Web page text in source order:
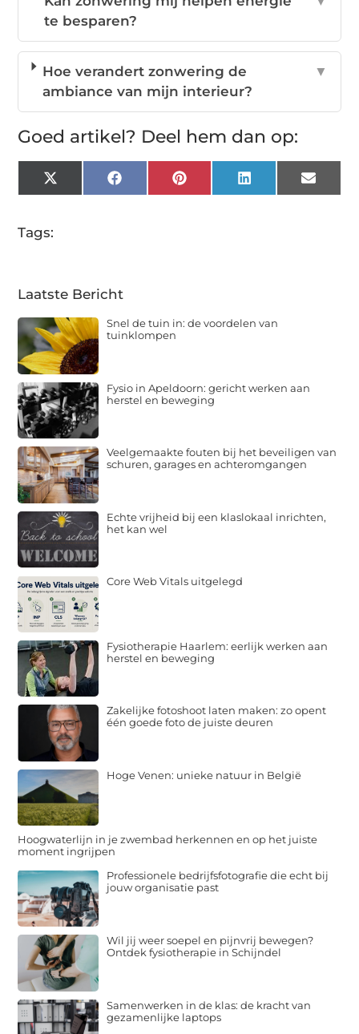
te besparen?
Hoe verandert zonwering de
ambiance van mijn interieur?
▼
Goed artikel? Deel hem dan op:
X
(Twitter)
FacebookPinterestLinkedInEmail
Tags:
Laatste Bericht
Snel de tuin in: de voordelen van
tuinklompen
Fysio in Apeldoorn: gericht werken aan
herstel en beweging
Veelgemaakte fouten bij het beveiligen van
schuren, garages en achteromgangen
Echte vrijheid bij een klaslokaal inrichten,
het kan wel
Core Web Vitals uitgelegd
Fysiotherapie Haarlem: eerlijk werken aan
herstel en beweging
Zakelijke fotoshoot laten maken: zo opent
één goede foto de juiste deuren
Hoge Venen: unieke natuur in België
Hoogwaterlijn in je zwembad herkennen en op het juiste
moment ingrijpen
Professionele bedrijfsfotografie die echt bij
jouw organisatie past
Wil jij weer soepel en pijnvrij bewegen?
Ontdek fysiotherapie in Schijndel
Samenwerken in de klas: de kracht van
gezamenlijke laptops